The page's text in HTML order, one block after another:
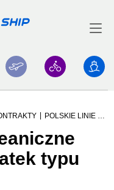
Menu
POLSKIE LINIE OCEANICZNE KUPIŁY KOLEJNY STATEK TYPU RO-RO
typu